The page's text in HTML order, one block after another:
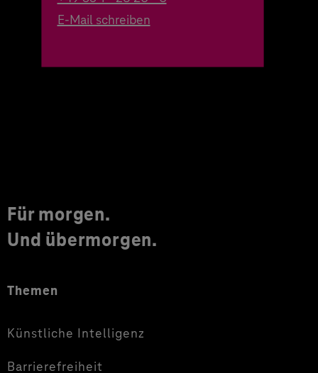
E-Mail schreiben
Für morgen.
Und übermorgen.
Themen
Künstliche Intelligenz
Barrierefreiheit